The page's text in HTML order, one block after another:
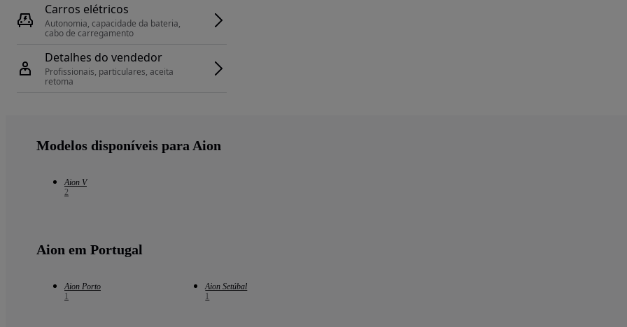
Carros elétricos
Autonomia, capacidade da bateria,
cabo de carregamento
Detalhes do vendedor
Profissionais, particulares, aceita
retoma
Modelos disponíveis para Aion
Aion V
2
Aion em Portugal
Aion Porto
1
Aion Setúbal
1